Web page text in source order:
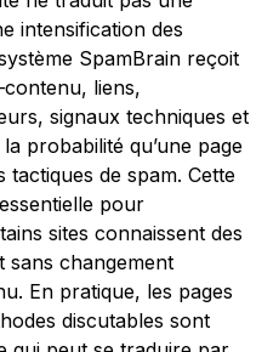
intensification des
SpamBrain reçoit
liens,
signaux techniques et
probabilité qu’une page
tactiques de spam. Cette
pour
sites connaissent des
sans changement
En pratique, les pages
discutables sont